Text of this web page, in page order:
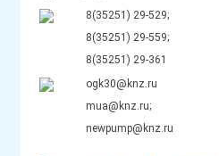
8(35251) 29-529;
8(35251) 29-559;
8(35251) 29-361
ogk30@knz.ru
mua@knz.ru;
newpump@knz.ru